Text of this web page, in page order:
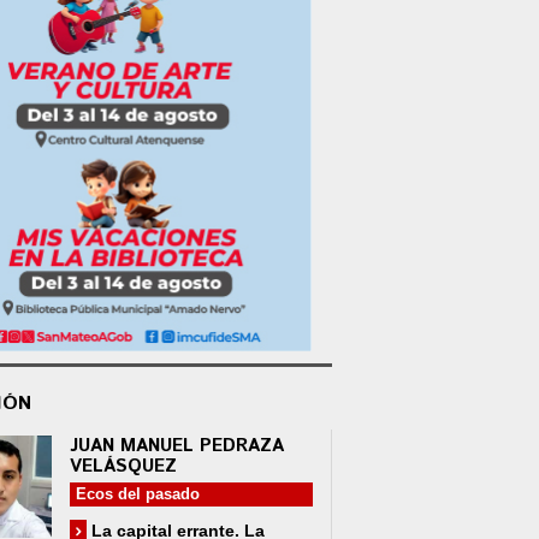
JUAN MANUEL PEDRAZA
VELÁSQUEZ
Ecos del pasado
La capital errante. La